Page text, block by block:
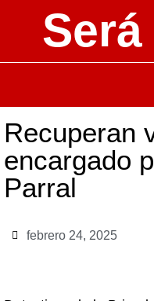
Recuperan
encargado
Parral
febrero 24, 2025